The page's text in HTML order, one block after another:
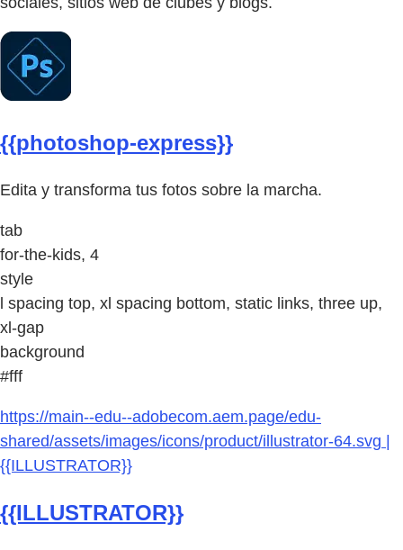
{{photoshop-express}}
Edita y transforma tus fotos sobre la marcha.
tab
for-the-kids, 4
style
l spacing top, xl spacing bottom, static links, three up,
xl-gap
background
#fff
https://main--edu--adobecom.aem.page/edu-
shared/assets/images/icons/product/illustrator-64.svg |
{{ILLUSTRATOR}}
{{ILLUSTRATOR}}